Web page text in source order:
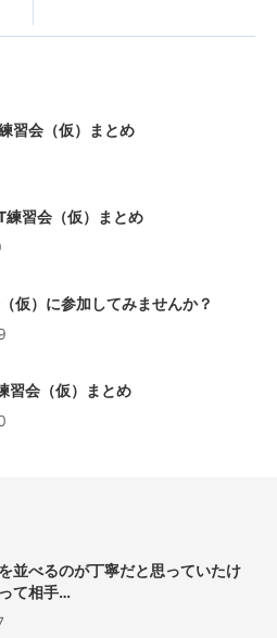
習会（仮）まとめ
練習会（仮）まとめ
仮）に参加してみませんか？
習会（仮）まとめ
並べるのが丁寧だと思っていたけ
て相手…